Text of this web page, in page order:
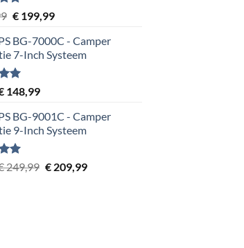
5
Oorspronkelijke
was:
€ 249,99.
€199,99Huidige
is:
€ 199,99.
BG-7000C - Camper
7-Inch Systeem
148,99
BG-9001C - Camper
9-Inch Systeem
249,99 Oorspronkelijke
€209,99Huidige